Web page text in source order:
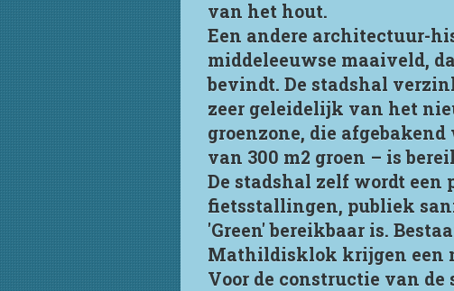
van het hout.
Een andere architectuur-
middeleeuwse maaiveld,
bevindt. De stadshal
zeer geleidelijk van het
groenzone, die afgebakend
van 300 m2 groen – is
De stadshal zelf wordt
fietsstallingen, publiek
'Green' bereikbaar is.
Mathildisklok krijgen een
Voor de constructie van